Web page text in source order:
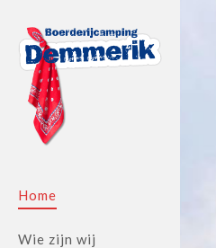
Home
Wie zijn wij